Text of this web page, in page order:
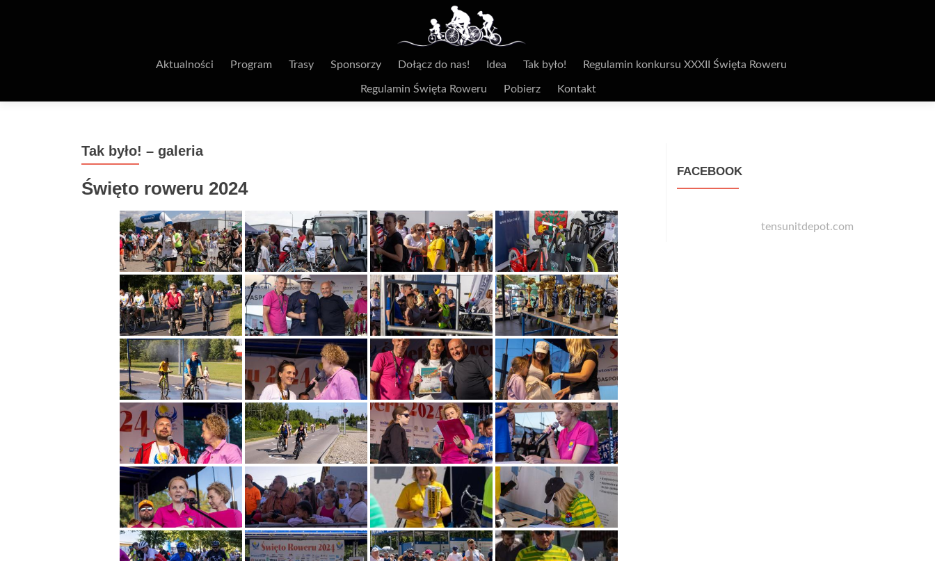
Aktualności Program Trasy Sponsorzy Dołącz do nas! Idea Tak było! Regulamin konkursu XXXII Święta Roweru
Regulamin Święta Roweru Pobierz Kontakt
Tak było! – galeria
Święto roweru 2024
FACEBOOK
tensunitdepot.com